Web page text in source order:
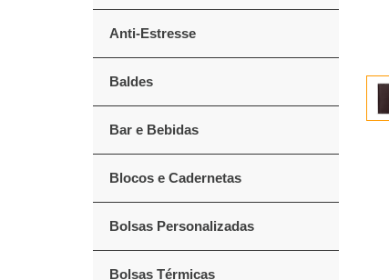
Anti-Estresse
Baldes
Bar e Bebidas
Blocos e Cadernetas
Bolsas Personalizadas
Bolsas Térmicas